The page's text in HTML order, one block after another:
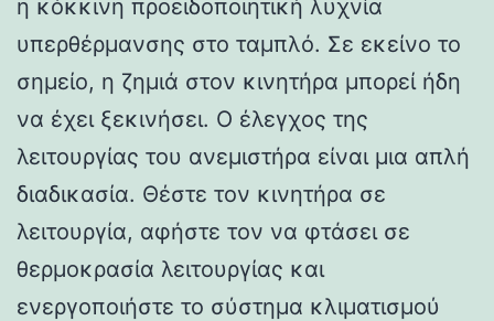
η κόκκινη προειδοποιητική λυχνία
υπερθέρμανσης στο ταμπλό. Σε εκείνο το
σημείο, η ζημιά στον κινητήρα μπορεί ήδη
να έχει ξεκινήσει. Ο έλεγχος της
λειτουργίας του ανεμιστήρα είναι μια απλή
διαδικασία. Θέστε τον κινητήρα σε
λειτουργία, αφήστε τον να φτάσει σε
θερμοκρασία λειτουργίας και
ενεργοποιήστε το σύστημα κλιματισμού